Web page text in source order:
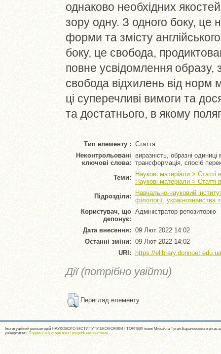
однаково необхідних
зору одну. З одного боку, це
форми та змісту
боку, це свобода,
повне усвідомлення образу,
свобода відхилень від
ці суперечливі вимоги та
та достатнього, в якому
Тип елементу : Стаття
Неконтрольовані
ключові слова:
виразність, образні
трансформація, спосіб
Теми:
Наукові матеріали > Статті
Наукові матеріали >
Підрозділи:
Навчально-науковий
філології, українознавства
Користувач, що
депонує:
Адміністратор репозиторію
Дата внесення: 09 Лют 2022 14:02
Останні зміни: 09 Лют 2022 14:02
URI:
https://
Дії (потрібно увійти)
Перегляд елементу
Інституційний репозиторій НАУКОВОГО ІНСТИТУТУ ЕКОНОМІКИ І ТОРГІВЛІ імені Михайла Туган-Барановського вітає
університеті. Подальша інформація і розробники системи